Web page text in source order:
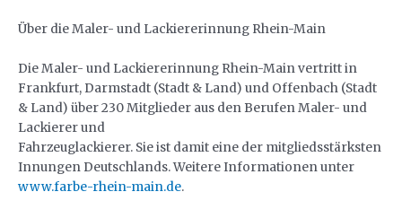
Über die Maler- und Lackiererinnung Rhein-Main
Die Maler- und Lackiererinnung Rhein-Main vertritt in
Frankfurt, Darmstadt (Stadt & Land) und Offenbach (Stadt
& Land) über 230 Mitglieder aus den Berufen Maler- und
Lackierer und
Fahrzeuglackierer. Sie ist damit eine der mitgliedsstärksten
Innungen Deutschlands. Weitere Informationen unter
www.farbe-rhein-main.de.